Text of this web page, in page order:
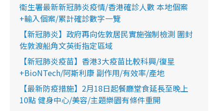
衞生署最新新冠肺炎疫情/香港確診人數 本地個案
+輸入個案/累計確診數字一覽
【新冠肺炎】政府再向佐敦居民實施強制檢測 圍封
佐敦渡船角文英街指定區域
【新冠肺炎疫苗】香港3大疫苗比較科興/復星
+BioNTech/阿斯利康 副作用/有效率/產地
【最新防疫措施】2月18日起餐廳堂食延長至晚上
10點 健身中心/美容/主題樂園有條件重開